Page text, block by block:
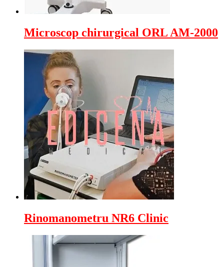
Microscop chirurgical ORL AM-2000
Rinomanometru NR6 Clinic